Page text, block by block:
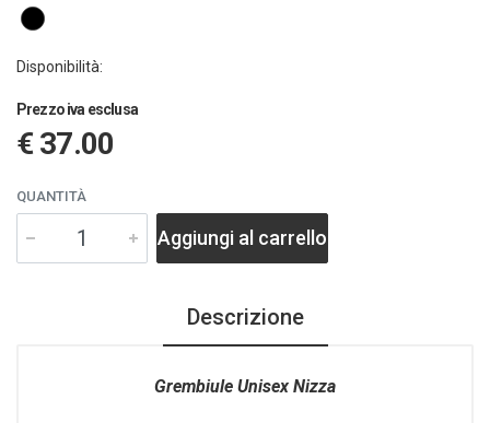
Disponibilità:
Prezzo iva esclusa
€ 37.00
QUANTITÀ
Aggiungi al carrello
Descrizione
Grembiule Unisex Nizza